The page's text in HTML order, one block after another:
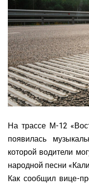
На трассе М-12
появилась
которой водители
народной песни
Как сообщил вице-